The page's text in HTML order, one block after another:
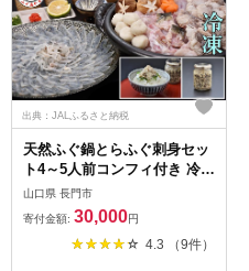
出典：JALふるさと納税
天然ふぐ鍋とらふぐ刺身セッ
ト4～5人前コンフィ付き 冷凍
【山口県 ふぐ ふぐ刺し ふぐ
ちり ふぐ鍋 ひれ酒 人気 国産
とらふぐ 宴会 板前 ポン酢 薬
味 家族 配送日指定可能 日時
山口県 長門市
寄付金額: 30,000円
4.3 （9件）